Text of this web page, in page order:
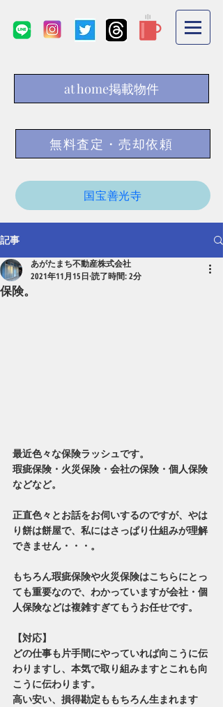
at home掲載物件
無料査定・売却依頼
国宝善光寺
記事
保険。
あがたまち不動産株式会社
2021年11月15日 読了時間: 2分
最近色々な保険ラッシュです。
瑕疵保険・火災保険・会社の保険・個人保険
などなど。
正直色々とお話をお伺いするのですが、やは
り餅は餅屋で、私にはさっぱり仕組みが理解
できません・・・。
もちろん瑕疵保険や火災保険はこちらにとっ
ても重要なので、わかっていますが会社・個
人保険などは複雑すぎてもうお任せです。
【対応】
どの仕事も片手間にやっていれば向こうに伝
わりますし、本気で取り組みますとこれも向
こうに伝わります。
高い安い、損得勘定ももちろん生まれます